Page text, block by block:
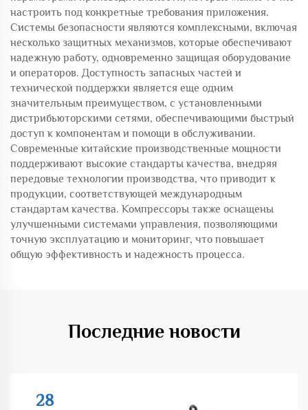
настроить под конкретные требования приложения.
Системы безопасности являются комплексными, включая
несколько защитных механизмов, которые обеспечивают
надежную работу, одновременно защищая оборудование
и операторов. Доступность запасных частей и
технической поддержки является еще одним
значительным преимуществом, с установленными
дистрибьюторскими сетями, обеспечивающими быстрый
доступ к компонентам и помощи в обслуживании.
Современные китайские производственные мощности
поддерживают высокие стандарты качества, внедряя
передовые технологии производства, что приводит к
продукции, соответствующей международным
стандартам качества. Компрессоры также оснащены
улучшенными системами управления, позволяющими
точную эксплуатацию и мониторинг, что повышает
общую эффективность и надежность процесса.
Последние новости
28